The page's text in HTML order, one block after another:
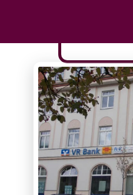
Online-Kassenbuch
Connex Mobile Reports
Digitale Steuerakte
Belegmanagement
Aktuelles
News
Sonder­rund­schreiben 2026